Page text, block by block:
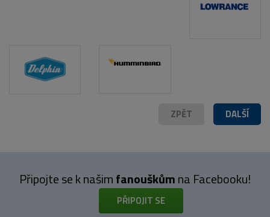
DALŠÍ
ZPĚT
Připojte se k našimfanouškůmna Facebooku!
PŘIPOJIT SE